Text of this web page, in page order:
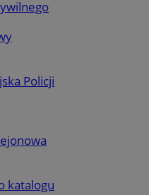
Policji
katalogu